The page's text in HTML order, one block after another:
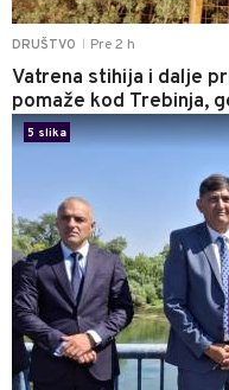
DRUŠTVO Pre 2 h
Vatrena stihija i dalje
pomaže kod Trebinja,
5 slika